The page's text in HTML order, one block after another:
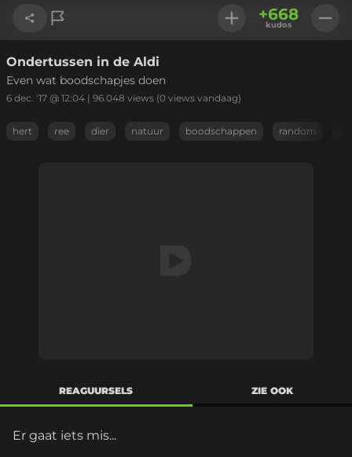
Link kopiëren
+668
kudos
Ondertussen in de Aldi
Even wat boodschapjes doen
6 dec. '17 @ 12:04 | 96.048 views (0 views vandaag)
hert ree dier natuur boodschappen random
REAGUURSELS ZIE OOK
Er gaat iets mis...